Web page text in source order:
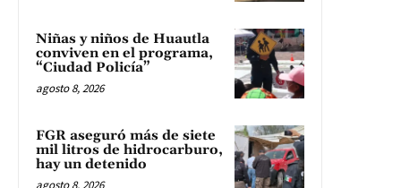
Niñas y niños de Huautla
conviven en el programa,
“Ciudad Policía”
agosto 8, 2026
FGR aseguró más de siete
mil litros de hidrocarburo,
hay un detenido
agosto 8, 2026